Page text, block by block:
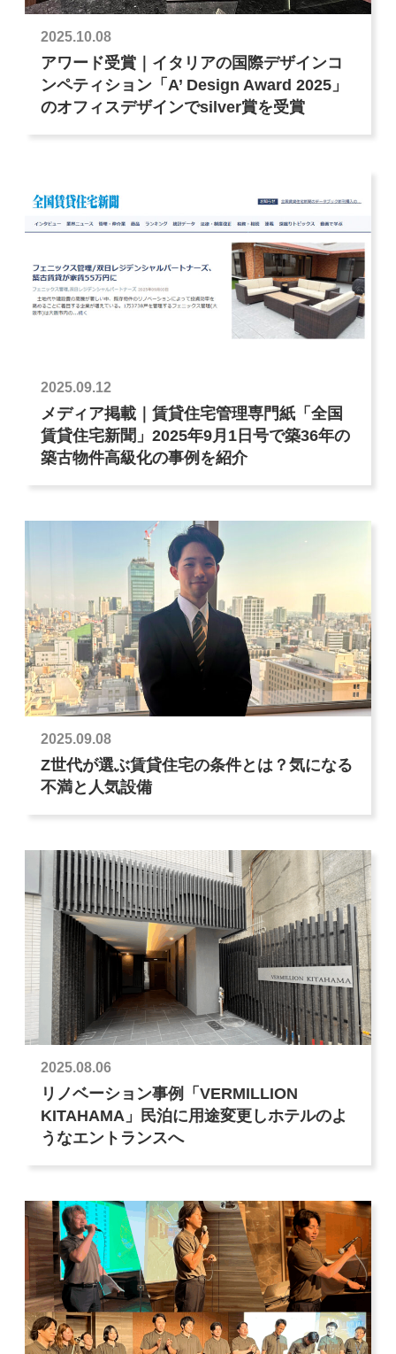
2025.10.08
アワード受賞｜イタリアの国際デザインコ
ンペティション「A’ Design Award 2025」
のオフィスデザインでsilver賞を受賞
2025.09.12
メディア掲載｜賃貸住宅管理専門紙「全国
賃貸住宅新聞」2025年9月1日号で築36年の
築古物件高級化の事例を紹介
2025.09.08
Z世代が選ぶ賃貸住宅の条件とは？気になる
不満と人気設備
2025.08.06
リノベーション事例「VERMILLION
KITAHAMA」民泊に用途変更しホテルのよ
うなエントランスへ